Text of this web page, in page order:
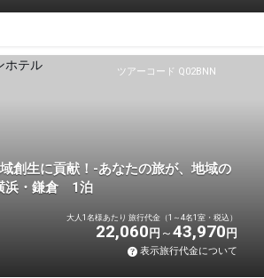
ツアーコード Q02BNN
創生に貢献！-あなたの旅が、地域の
浜・鎌倉 1泊
大人1名様あたり 旅行代金（1～4名1室・税込）
22,060 円 43,970 円
表示旅行代金について